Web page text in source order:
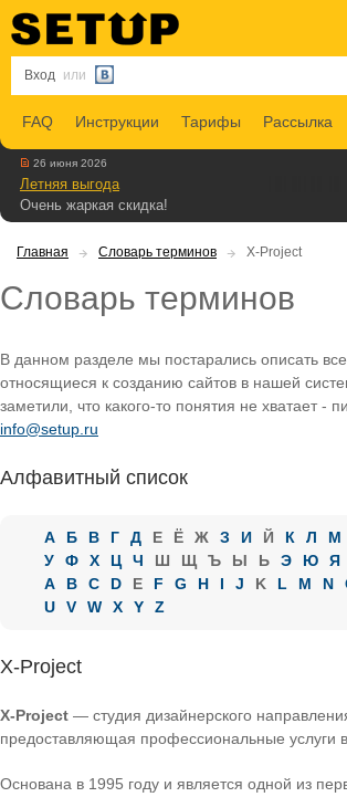
Вход или
FAQ Инструкции Тарифы Рассылка
26 июня 2026
Летняя выгода
Очень жаркая скидка!
Главная Словарь терминов X-Project
Словарь терминов
В данном разделе мы постарались описать
относящиеся к созданию сайтов в нашей
заметили, что какого-то понятия не хватает -
info@setup.ru
Алфавитный список
А Б В Г Д Е Ё Ж З И Й К Л М
У
Ф Х Ц Ч Ш Щ Ъ Ы Ь Э Ю
Я
A
B C D E F G H I J K L M N
U
V W X Y Z
X-Project
X-Project — студия дизайнерского
предоставляющая профессиональные услуги
Основана в 1995 году и является одной из